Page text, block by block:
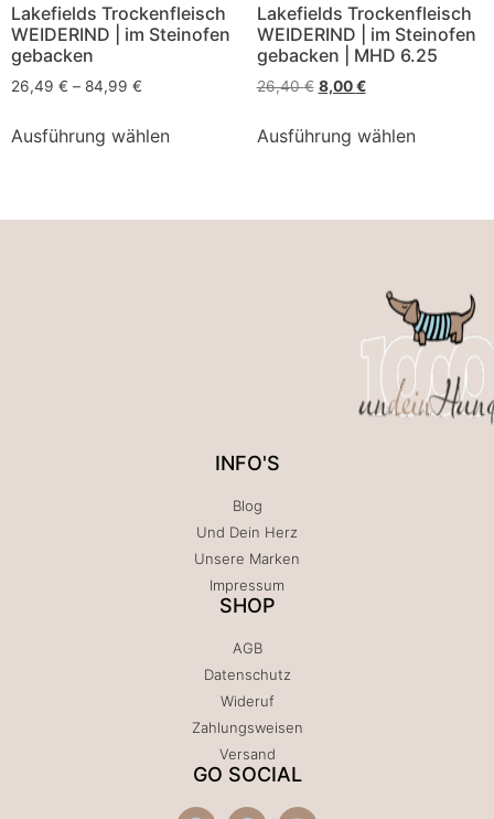
Lakefields Trockenfleisch
WEIDERIND | im Steinofen
gebacken
26,49 € – 84,99 €
Ausführung wählen
Lakefields Trockenfleisch
WEIDERIND | im Steinofen
gebacken | MHD 6.25
26,40€ 8,00€
Ausführung wählen
INFO'S
Blog
Und Dein Herz
Unsere Marken
Impressum
SHOP
AGB
Datenschutz
Wideruf
Zahlungsweisen
Versand
GO SOCIAL